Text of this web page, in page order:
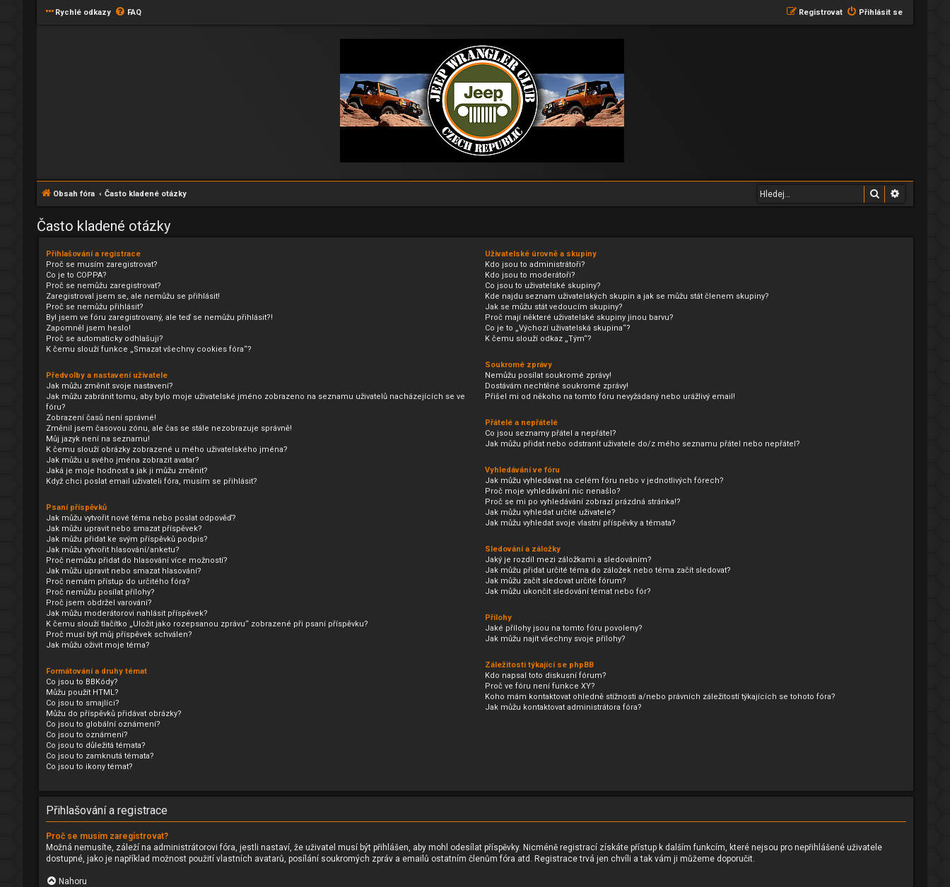
Rychlé odkazy FAQ Přihlásit se
Registrovat
Obsah fóra Často kladené otázky Hledat
Často kladené otázky
Přihlašování a registrace
Proč se musím zaregistrovat?
Co je to COPPA?
Proč se nemůžu zaregistrovat?
Zaregistroval jsem se, ale nemůžu se přihlásit!
Proč se nemůžu přihlásit?
Byl jsem ve fóru zaregistrovaný, ale teď se nemůžu přihlásit?!
Zapomněl jsem heslo!
Proč se automaticky odhlašuji?
K čemu slouží funkce „Smazat všechny cookies fóra“?
Předvolby a nastavení uživatele
Jak můžu změnit svoje nastavení?
Jak můžu zabránit tomu, aby bylo moje uživatelské jméno zobrazeno na seznamu uživatelů nacházejících se ve
fóru?
Zobrazení časů není správné!
Změnil jsem časovou zónu, ale čas se stále nezobrazuje správně!
Můj jazyk není na seznamu!
K čemu slouží obrázky zobrazené u mého uživatelského jména?
Jak můžu u svého jména zobrazit avatar?
Jaká je moje hodnost a jak ji můžu změnit?
Když chci poslat email uživateli fóra, musím se přihlásit?
Psaní příspěvků
Jak můžu vytvořit nové téma nebo poslat odpověď?
Jak můžu upravit nebo smazat příspěvek?
Jak můžu přidat ke svým příspěvků podpis?
Jak můžu vytvořit hlasování/anketu?
Proč nemůžu přidat do hlasování více možností?
Jak můžu upravit nebo smazat hlasování?
Proč nemám přístup do určitého fóra?
Proč nemůžu posílat přílohy?
Proč jsem obdržel varování?
Jak můžu moderátorovi nahlásit příspěvek?
K čemu slouží tlačítko „Uložit jako rozepsanou zprávu“ zobrazené při psaní příspěvku?
Proč musí být můj příspěvek schválen?
Jak můžu oživit moje téma?
Formátování a druhy témat
Co jsou to BBKódy?
Můžu použít HTML?
Co jsou to smajlíci?
Můžu do příspěvků přidávat obrázky?
Co jsou to globální oznámení?
Co jsou to oznámení?
Co jsou to důležitá témata?
Co jsou to zamknutá témata?
Co jsou to ikony témat?
Uživatelské úrovně a skupiny
Kdo jsou to administrátoři?
Kdo jsou to moderátoři?
Co jsou to uživatelské skupiny?
Kde najdu seznam uživatelských skupin a jak se můžu stát členem skupiny?
Jak se můžu stát vedoucím skupiny?
Proč mají některé uživatelské skupiny jinou barvu?
Co je to „Výchozí uživatelská skupina“?
K čemu slouží odkaz „Tým“?
Soukromé zprávy
Nemůžu posílat soukromé zprávy!
Dostávám nechtěné soukromé zprávy!
Přišel mi od někoho na tomto fóru nevyžádaný nebo urážlivý email!
Přátelé a nepřátelé
Co jsou seznamy přátel a nepřátel?
Jak můžu přidat nebo odstranit uživatele do/z mého seznamu přátel nebo nepřátel?
Vyhledávání ve fóru
Jak můžu vyhledávat na celém fóru nebo v jednotlivých fórech?
Proč moje vyhledávání nic nenašlo?
Proč se mi po vyhledávání zobrazí prázdná stránka!?
Jak můžu vyhledat určité uživatele?
Jak můžu vyhledat svoje vlastní příspěvky a témata?
Sledování a záložky
Jaký je rozdíl mezi záložkami a sledováním?
Jak můžu přidat určité téma do záložek nebo téma začít sledovat?
Jak můžu začít sledovat určité fórum?
Jak můžu ukončit sledování témat nebo fór?
Přílohy
Jaké přílohy jsou na tomto fóru povoleny?
Jak můžu najít všechny svoje přílohy?
Záležitosti týkající se phpBB
Kdo napsal toto diskusní fórum?
Proč ve fóru není funkce XY?
Koho mám kontaktovat ohledně stížnosti a/nebo právních záležitostí týkajících se tohoto fóra?
Jak můžu kontaktovat administrátora fóra?
Přihlašování a registrace
Proč se musím zaregistrovat?
Možná nemusíte, záleží na administrátorovi fóra, jestli nastaví, že uživatel musí být přihlášen, aby mohl odesílat příspěvky. Nicméně registrací získáte přístup k dalším funkcím, které nejsou pro nepřihlášené uživatele
dostupné, jako je například možnost použití vlastních avatarů, posílání soukromých zpráv a emailů ostatním členům fóra atd. Registrace trvá jen chvíli a tak vám ji můžeme doporučit.
Nahoru